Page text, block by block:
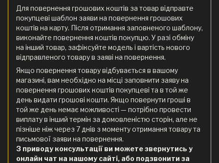
Для повернення грошових коштів за товар відправте
покупцеві шаблон заяви на повернення грошових
коштів на карту. Після отримання заповненого шаблону,
виконайте повернення коштів покупцю. У разі обміну
на інший товар, зафіксуйте модель і вартість нового
відправленого товару в заяві на повернення.
Якщо повернення товару відбувається в вашому
магазині, вам необхідно на місці заповнити заяву на
повернення грошових коштів покупцеві та в той же
день видати грошові кошти. Якщо повернути гроші в
той же день немає можливості — потрібно провести
виплату в інший термін за домовленістю сторін, але не
пізніше ніж через 7 днів з моменту отримання товару та
письмової заяви на повернення.
З приводу консультації ви можете звернутись у
онлайн чат на нашому сайті, або подзвонити за